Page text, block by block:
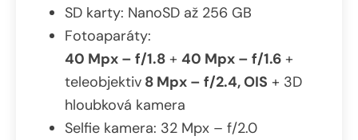
SD karty: NanoSD až 256 GB
Fotoaparáty:
40 Mpx – f/1.8 + 40 Mpx – f/1.6 +
teleobjektiv 8 Mpx – f/2.4, OIS + 3D
hloubková kamera
Selfie kamera: 32 Mpx – f/2.0